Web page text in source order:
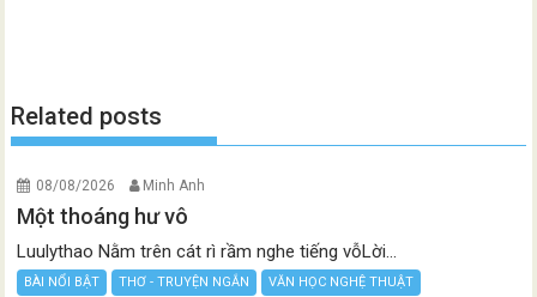
Related posts
08/08/2026 Minh Anh
Một thoáng hư vô
Luulythao Nằm trên cát rì rầm nghe tiếng vỗLời...
BÀI NỔI BẬT THƠ - TRUYỆN NGẮN VĂN HỌC NGHỆ THUẬT